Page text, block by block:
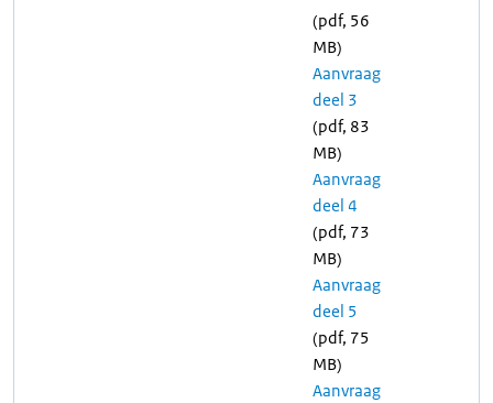
(pdf, 56
MB)
Aanvraag
deel 3
(pdf, 83
MB)
Aanvraag
deel 4
(pdf, 73
MB)
Aanvraag
deel 5
(pdf, 75
MB)
Aanvraag